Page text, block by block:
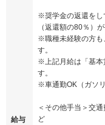
給与
※奨学金の返還をし
（返還額の80％）
※職種未経験の方も
す。
※上記月給は「基本
す。
※車通勤OK（ガソリ
＜その他手当＞交
ど